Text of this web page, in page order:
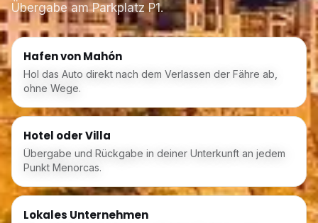
Übergabe am Parkplatz P1.
Hafen von Mahón
Hol das Auto direkt nach dem Verlassen der Fähre ab,
ohne Wege.
Hotel oder Villa
Übergabe und Rückgabe in deiner Unterkunft an jedem
Punkt Menorcas.
Lokales Unternehmen